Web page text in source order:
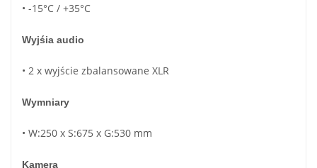
• -15°C / +35°C
Wyjśia audio
• 2 x wyjście zbalansowane XLR
Wymniary
• W:250 x S:675 x G:530 mm
Kamera